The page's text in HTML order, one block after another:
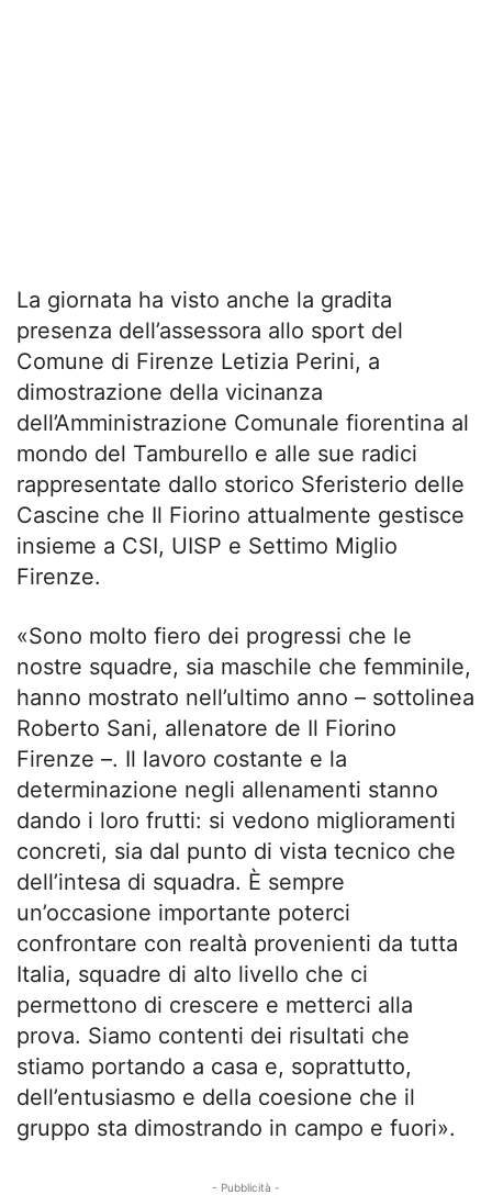
La giornata ha visto anche la gradita
presenza dell’assessora allo sport del
Comune di Firenze Letizia Perini, a
dimostrazione della vicinanza
dell’Amministrazione Comunale fiorentina al
mondo del Tamburello e alle sue radici
rappresentate dallo storico Sferisterio delle
Cascine che Il Fiorino attualmente gestisce
insieme a CSI, UISP e Settimo Miglio
Firenze.
«Sono molto fiero dei progressi che le
nostre squadre, sia maschile che femminile,
hanno mostrato nell’ultimo anno – sottolinea
Roberto Sani, allenatore de Il Fiorino
Firenze –. Il lavoro costante e la
determinazione negli allenamenti stanno
dando i loro frutti: si vedono miglioramenti
concreti, sia dal punto di vista tecnico che
dell’intesa di squadra. È sempre
un’occasione importante poterci
confrontare con realtà provenienti da tutta
Italia, squadre di alto livello che ci
permettono di crescere e metterci alla
prova. Siamo contenti dei risultati che
stiamo portando a casa e, soprattutto,
dell’entusiasmo e della coesione che il
gruppo sta dimostrando in campo e fuori».
- Pubblicità -